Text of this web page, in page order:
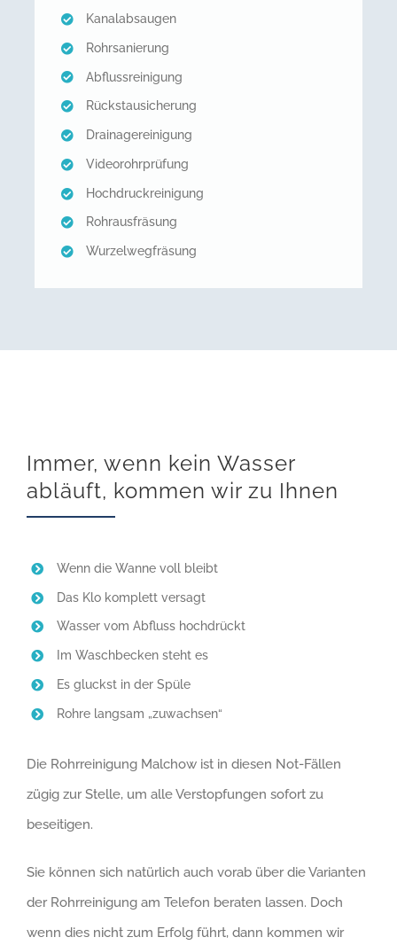
Kanalabsaugen
Rohrsanierung
Abflussreinigung
Rückstausicherung
Drainagereinigung
Videorohrprüfung
Hochdruckreinigung
Rohrausfräsung
Wurzelwegfräsung
Immer, wenn kein Wasser
abläuft, kommen wir zu Ihnen
Wenn die Wanne voll bleibt
Das Klo komplett versagt
Wasser vom Abfluss hochdrückt
Im Waschbecken steht es
Es gluckst in der Spüle
Rohre langsam „zuwachsen“
Die Rohrreinigung Malchow ist in diesen Not-Fällen
zügig zur Stelle, um alle Verstopfungen sofort zu
beseitigen.
Sie können sich natürlich auch vorab über die Varianten
der Rohrreinigung am Telefon beraten lassen. Doch
wenn dies nicht zum Erfolg führt, dann kommen wir